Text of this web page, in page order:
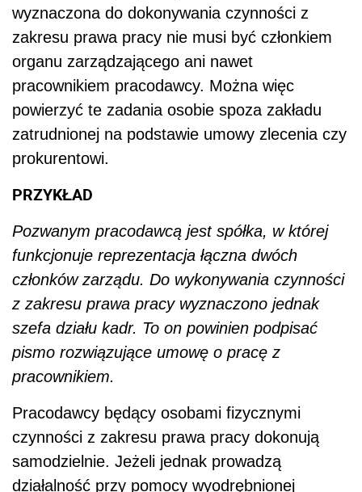
wyznaczona do dokonywania czynności z
zakresu prawa pracy nie musi być członkiem
organu zarządzającego ani nawet
pracownikiem pracodawcy. Można więc
powierzyć te zadania osobie spoza zakładu
zatrudnionej na podstawie umowy zlecenia czy
prokurentowi.
PRZYKŁAD
Pozwanym pracodawcą jest spółka, w której
funkcjonuje reprezentacja łączna dwóch
członków zarządu. Do wykonywania czynności
z zakresu prawa pracy wyznaczono jednak
szefa działu kadr. To on powinien podpisać
pismo rozwiązujące umowę o pracę z
pracownikiem.
Pracodawcy będący osobami fizycznymi
czynności z zakresu prawa pracy dokonują
samodzielnie. Jeżeli jednak prowadzą
działalność przy pomocy wyodrębnionej